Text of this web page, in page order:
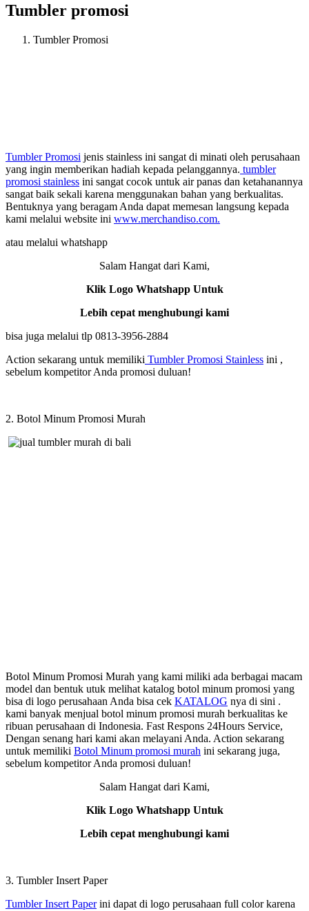
Tumbler promosi
Tumbler Promosi
Tumbler Promosi jenis stainless ini sangat di minati oleh perusahaan
yang ingin memberikan hadiah kepada pelanggannya. tumbler
promosi stainless ini sangat cocok untuk air panas dan ketahanannya
sangat baik sekali karena menggunakan bahan yang berkualitas.
Bentuknya yang beragam Anda dapat memesan langsung kepada
kami melalui website ini www.merchandiso.com.
atau melalui whatshapp
Salam Hangat dari Kami,
Klik Logo Whatshapp Untuk
Lebih cepat menghubungi kami
bisa juga melalui tlp 0813-3956-2884
Action sekarang untuk memiliki Tumbler Promosi Stainless ini ,
sebelum kompetitor Anda promosi duluan!
2. Botol Minum Promosi Murah
Botol Minum Promosi Murah yang kami miliki ada berbagai macam
model dan bentuk utuk melihat katalog botol minum promosi yang
bisa di logo perusahaan Anda bisa cek KATALOG nya di sini .
kami banyak menjual botol minum promosi murah berkualitas ke
ribuan perusahaan di Indonesia. Fast Respons 24Hours Service,
Dengan senang hari kami akan melayani Anda. Action sekarang
untuk memiliki Botol Minum promosi murah ini sekarang juga,
sebelum kompetitor Anda promosi duluan!
Salam Hangat dari Kami,
Klik Logo Whatshapp Untuk
Lebih cepat menghubungi kami
3. Tumbler Insert Paper
Tumbler Insert Paperini dapat di logo perusahaan full color karena